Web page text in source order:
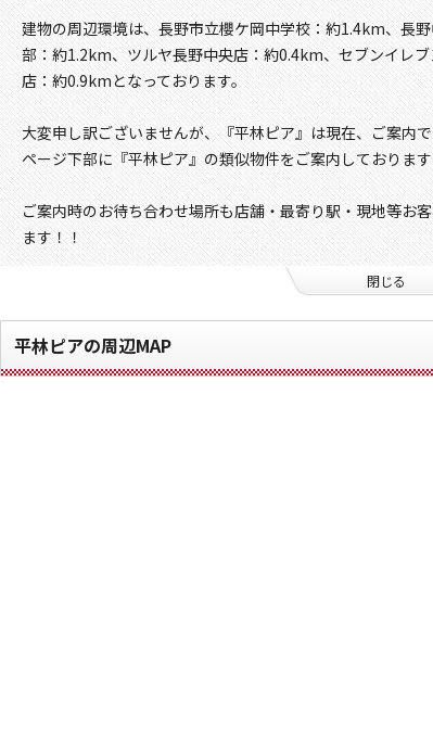
建物の周辺環境は、長野市立櫻ケ岡中学校：約1.4km、長
部：約1.2km、ツルヤ長野中央店：約0.4km、セブンイレ
店：約0.9kmとなっております。
大変申し訳ございませんが、『平林ピア』は現在、ご案内
ページ下部に『平林ピア』の類似物件をご案内しておりま
ご案内時のお待ち合わせ場所も店舗・最寄り駅・現地等お
ます！！
閉じる
平林ピアの周辺MAP